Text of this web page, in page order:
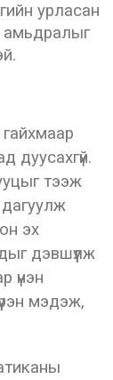
урласан
амьдралыг
дуусахгүй.
тээж
эх
дэвшүүлж
үнэн
мэдэж,